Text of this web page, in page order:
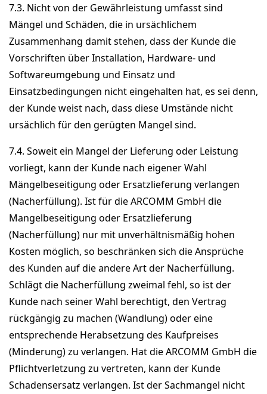
7.3. Nicht von der Gewährleistung umfasst sind
Mängel und Schäden, die in ursächlichem
Zusammenhang damit stehen, dass der Kunde die
Vorschriften über Installation, Hardware- und
Softwareumgebung und Einsatz und
Einsatzbedingungen nicht eingehalten hat, es sei denn,
der Kunde weist nach, dass diese Umstände nicht
ursächlich für den gerügten Mangel sind.
7.4. Soweit ein Mangel der Lieferung oder Leistung
vorliegt, kann der Kunde nach eigener Wahl
Mängelbeseitigung oder Ersatzlieferung verlangen
(Nacherfüllung). Ist für die ARCOMM GmbH die
Mangelbeseitigung oder Ersatzlieferung
(Nacherfüllung) nur mit unverhältnismäßig hohen
Kosten möglich, so beschränken sich die Ansprüche
des Kunden auf die andere Art der Nacherfüllung.
Schlägt die Nacherfüllung zweimal fehl, so ist der
Kunde nach seiner Wahl berechtigt, den Vertrag
rückgängig zu machen (Wandlung) oder eine
entsprechende Herabsetzung des Kaufpreises
(Minderung) zu verlangen. Hat die ARCOMM GmbH die
Pflichtverletzung zu vertreten, kann der Kunde
Schadensersatz verlangen. Ist der Sachmangel nicht